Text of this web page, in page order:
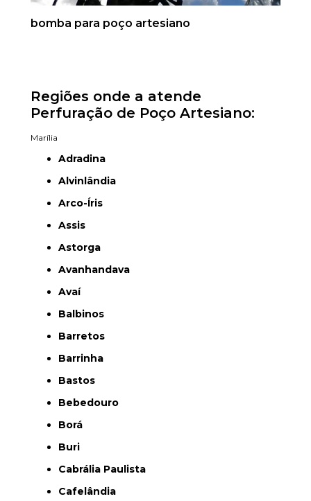
bomba para poço artesiano
Regiões onde a atende
Perfuração de Poço Artesiano:
Marília
Adradina
Alvinlândia
Arco-Íris
Assis
Astorga
Avanhandava
Avaí
Balbinos
Barretos
Barrinha
Bastos
Bebedouro
Borá
Buri
Cabrália Paulista
Cafelândia